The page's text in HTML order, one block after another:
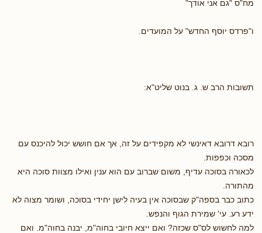
מח"ס "גם אני אודך"
ו"פרדס יוסף החדש" על המועדים.
תשובות הרב ש. ג. בנוט שליט"א:
רובא דרובא דאינשי לא מקפידים על זה, אך אם חושש יכול להיכנס עם
מסכה וכפפות.
לכאורה בסוכה עדיף, משום שברוב עם הוא ענין ואילו מצוות סוכה היא
מהתורה.
כתוב כבר בספה"ק שבסוכה אין בעיה לישן יחידי בסוכה, ושומר מצוה לא
ידע רע. עי' שמירת הגוף והנפש.
למה לחשוש לס"ס שכזה? ואם ייצא חיובי בחוה"מ, יבנה בחוה"מ. ואם